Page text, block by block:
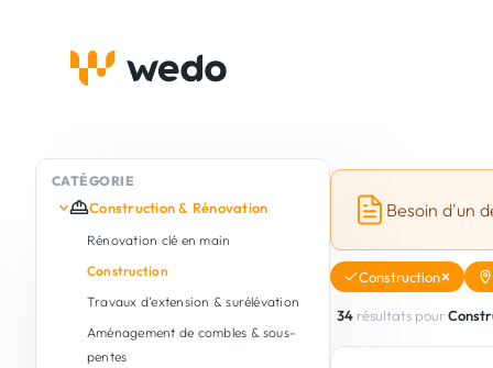
CATÉGORIE
Construction & Rénovation
Rénovation clé en main
Construction
Travaux d'extension & surélévation
Aménagement de combles & sous-
pentes
Besoin d'un
Construction
34 résultats pour